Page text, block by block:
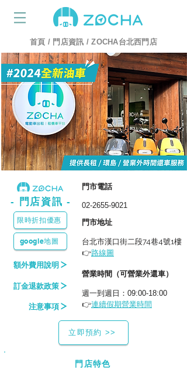
首頁 / 門店資訊 /ZOCHA台北西門店
- 門店資訊 -
限時折扣優惠
google地圖
額外費用說明
訂金退款政策
注意事項
​門市電話
02-2655-9021
​門市地址
台北市漢口街二段74巷4號1樓
👉路線圖
​營業時間（可營業外還車）
週一到 週日：09:00-18:00
👉連續假期營業時間
立即預約 >>
門店特色